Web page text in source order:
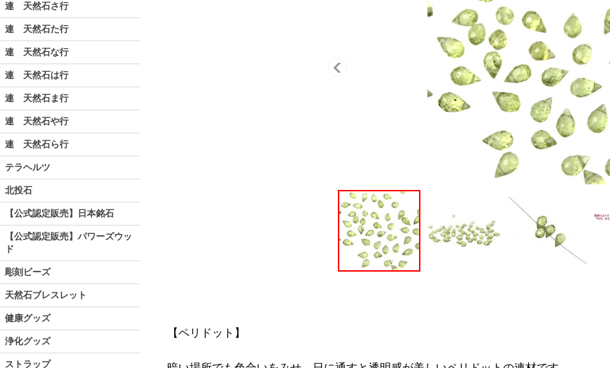
連 天然石さ行
連 天然石た行
連 天然石な行
連 天然石は行
連 天然石ま行
連 天然石や行
連 天然石ら行
テラヘルツ
北投石
【公式認定販売】日本銘石
【公式認定販売】パワーズウッ
ド
彫刻ビーズ
天然石ブレスレット
健康グッズ
浄化グッズ
ストラップ
【ペリドット】